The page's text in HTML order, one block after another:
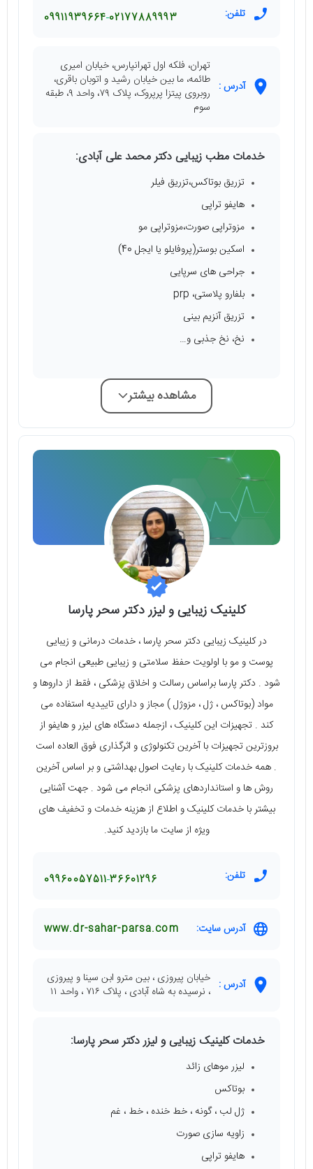
تلفن: 02177889993
09911939664
آدرس :
تهران، فلکه اول تهرانپارس، خیابان امیری
طائمه، ما بین خیابان رشید و اتوبان باقری،
روبروی پیتزا پرپروک، پلاک ۷۹، واحد ۹، طبقه
سوم
خدمات مطب زیبایی دکتر محمد علی آبادی:
تزریق بوتاکس،تزریق فیلر
هایفو تراپی
مزوتراپی صورت،مزوتراپی مو
اسکین بوستر(پروفایلو یا ایجل 40)
جراحی های سرپایی
بلفارو پلاستی، prp
تزریق آنزیم بینی
نخ، نخ جذبی و…
مشاهده بیشتر
کلینیک زیبایی و لیزر دکتر سحر پارسا
در کلینیک زیبایی دکتر سحر پارسا ، خدمات درمانی و زیبایی
پوست و مو با اولویت حفظ سلامتی و زیبایی طبیعی انجام می
شود . دکتر پارسا براساس رسالت و اخلاق پزشکی ، فقط از داروها و
مواد (بوتاکس ، ژل ، مزوژل ) مجاز و دارای تاییدیه استفاده می
کند . تجهیزات این کلینیک ، ازجمله دستگاه های لیزر و هایفو از
بروزترین تجهیزات با آخرین تکنولوژی و اثرگذاری فوق العاده است
. همه خدمات کلینیک با رعایت اصول بهداشتی و بر اساس آخرین
روش ها و استانداردهای پزشکی انجام می شود . جهت آشنایی
بیشتر با خدمات کلینیک و اطلاع از هزینه خدمات و تخفیف های
ویژه از سایت ما بازدید کنید.
تلفن: 36601296
09960057511
آدرس سایت: www.dr-sahar-parsa.com
آدرس : خیابان پیروزی ، بین مترو ابن سینا و پیروزی
، نرسیده به شاه آبادی ، پلاک ۷۱۶ ، واحد ۱۱
خدمات کلینیک زیبایی و لیزر دکتر سحر پارسا:
لیزر موهای زائد
بوتاکس
ژل لب ، گونه ، خط خنده ، خط ، غم
زاویه سازی صورت
هایفو تراپی